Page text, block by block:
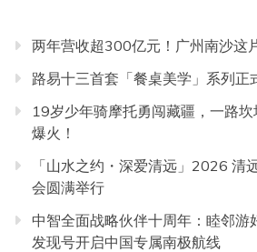
两年营收超300亿元！广州南沙这
路易十三首套「餐桌美学」系列正
19岁少年骑摩托勇闯藏疆，一路
爆火！
「山水之约・深爱清远」2026 清
会圆满举行
中智全面战略伙伴十周年：睦邻
发现号开启中国专属南极航线